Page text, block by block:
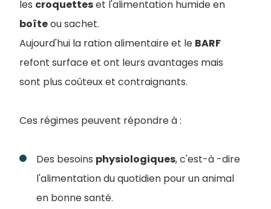
les croquetteset l'alimentation humide en
boîteou sachet.
Aujourd'hui la ration alimentaire et le BARF
refont surface et ont leurs avantages mais
sont plus coûteux et contraignants.
Ces régimes peuvent répondre à :
Des besoins physiologiques, c'est-à -dire
l'alimentation du quotidien pour un animal
en bonne santé.